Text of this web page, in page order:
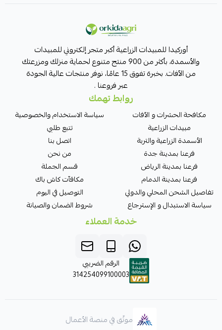
أوركيدا للمبيدات الزراعية أكبر متجر إلكتروني للمبيدات
والأسمدة، بأكثر من 900 منتج متنوع لحماية منزلك ومزرعتك
من الآفات. بخبرة تفوق 15 عامًا، نوفر منتجات عالية الجودة
عبر فروعنا .
روابط تهمك
مكافحة الحشرات و الآفات
مبيدات الزراعية
الأسمدة الزراعية والتربة
فرعنا بمدينة جدة
فرعنا بمدينة الرياض
فرعنا بمدينة الدمام
تفاصيل الشحن المحلي والدولي
سياسة الاستبدال و الإسترجاع
سياسة الاستخدام والخصوصية
تتبع طلبي
اتصل بنا
من نحن
قسم الجملة
مكافآت كاش باك
التوصيل في اليوم
شروط الضمان والصيانة
خدمة العملاء
الرقم الضريبي
314254099100003
موثّق في منصة الأعمال